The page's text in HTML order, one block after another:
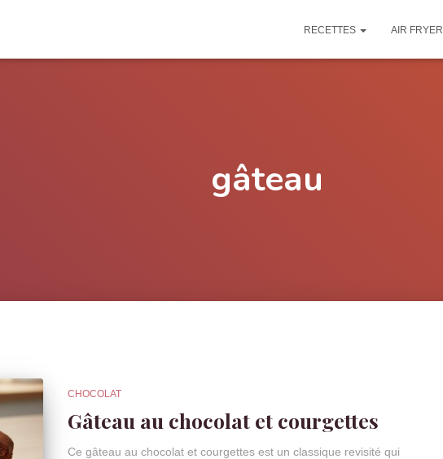
RECETTES AIR FRYER
gâteau
CHOCOLAT
Gâteau au chocolat et courgettes
Ce gâteau au chocolat et courgettes est un classique revisité qui